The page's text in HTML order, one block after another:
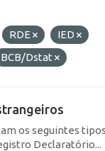
RDE
IED
BCB/Dstat
os seguintes
Declaratório...